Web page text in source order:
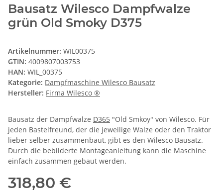
Bausatz Wilesco Dampfwalze
grün Old Smoky D375
Artikelnummer: WIL00375
GTIN: 4009807003753
HAN: WIL_00375
Kategorie: Dampfmaschine Wilesco Bausatz
Hersteller: Firma Wilesco ®
Bausatz der Dampfwalze D365 "Old Smkoy" von Wilesco. Für
jeden Bastelfreund, der die jeweilige Walze oder den Traktor
lieber selber zusammenbaut, gibt es den Wilesco Bausatz.
Durch die bebilderte Montageanleitung kann die Maschine
einfach zusammen gebaut werden.
318,80 €